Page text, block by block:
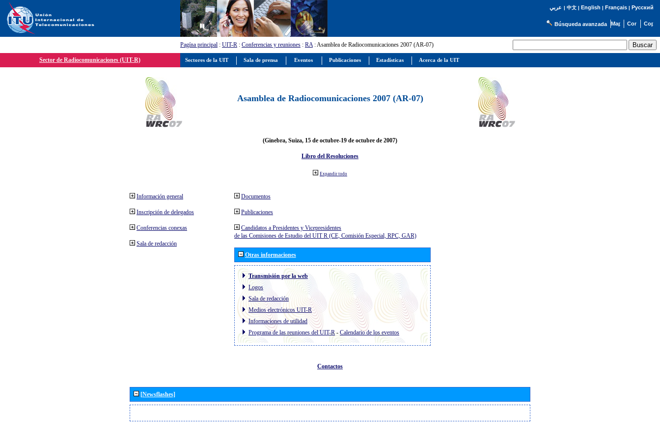
عربي | 中文| English | Français| Русский
Búsqueda avanzada
Pagína principal : UIT-R : Conferencias y reuniones : RA: Asamblea de Radiocomunicaciones 2007 (AR-07)
Sector de Radiocomunicaciones (UIT-R)
Asamblea de Radiocomunicaciones 2007 (AR-07)
(Ginebra, Suiza, 15 de octubre-19 de octubre de 2007)
Libro del Resoluciones
Expandir todo
Información general
Inscripción de delegados
Conferencias conexas
Sala de redacción
Documentos
Publicaciones
Candidatos a Presidentes y Vicepresidentes
de las Comisiones de Estudio del UIT R (CE, Comisión Especial, RPC, GAR)
Otras informaciones
Transmisión por la web
Logos
Sala de redacción
Medios electrónicos UIT-R
Informaciones de utilidad
Programa de las reuniones del UIT-R- Calendario de los eventos
Contactos
[Newsflashes]
Sectores de la UIT Sala de prensa Eventos Publicaciones Estadísticas Acerca de la UIT